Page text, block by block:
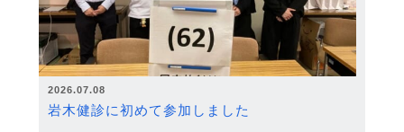
2026.07.08
岩木健診に初めて参加しました